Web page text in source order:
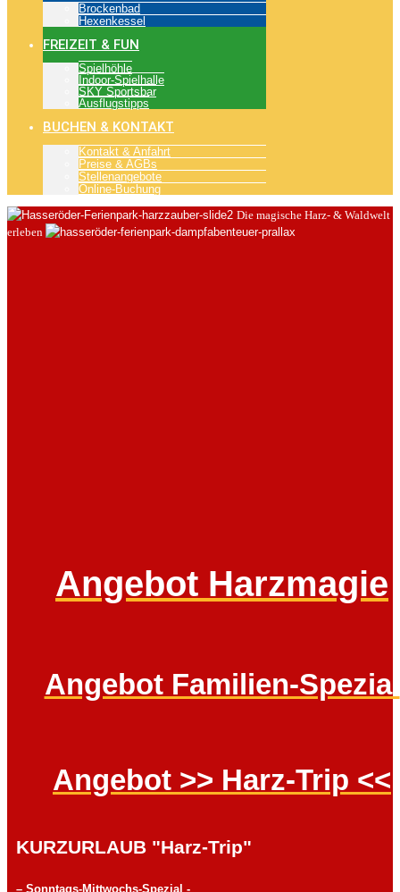
Brockenbad
Hexenkessel
FREIZEIT & FUN
Spielhöhle
Indoor-Spielhalle
SKY Sportsbar
Ausflugstipps
BUCHEN & KONTAKT
Kontakt & Anfahrt
Preise & AGBs
Stellenangebote
Online-Buchung
Die magische Harz- & Waldwelt
erleben
Angebot Harzmagie
Angebot Familien-Spezial
Angebot >> Harz-Trip <<
KURZURLAUB "Harz-Trip"
– Sonntags-Mittwochs-Spezial -